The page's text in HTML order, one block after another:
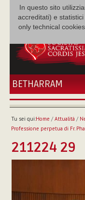
In questo sito
accreditati) e
only technical
BETHARRAM
HOME
BÉTHARRAM
MISSIONE
P. AUGUSTO
Tu sei qui:Home / Attualità /
Professione perpetua di Fr.
211224 29